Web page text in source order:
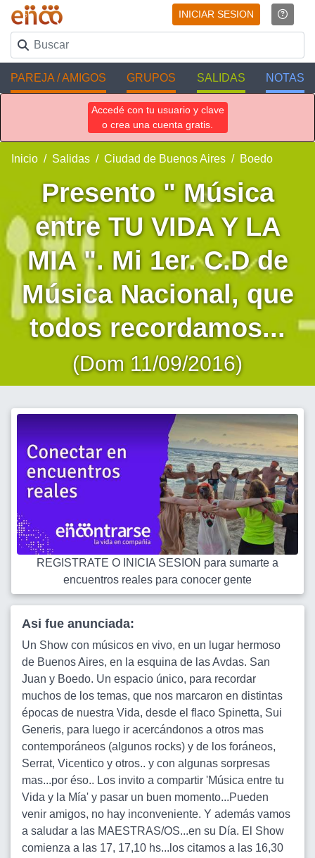
INICIAR SESION
PAREJA / AMIGOS GRUPOS SALIDAS NOTAS
Accedé con tu usuario y clave
o crea una cuenta gratis.
Inicio Salidas Ciudad de Buenos Aires Boedo
Presento " Música
entre TU VIDA Y LA
MIA ". Mi 1er. C.D de
Música Nacional, que
todos recordamos...
(Dom 11/09/2016)
REGISTRATE O INICIA SESION para sumarte a
encuentros reales para conocer gente
Asi fue anunciada:
Un Show con músicos en vivo, en un lugar hermoso
de Buenos Aires, en la esquina de las Avdas. San
Juan y Boedo. Un espacio único, para recordar
muchos de los temas, que nos marcaron en distintas
épocas de nuestra Vida, desde el flaco Spinetta, Sui
Generis, para luego ir acercándonos a otros mas
contemporáneos (algunos rocks) y de los foráneos,
Serrat, Vicentico y otros.. y con algunas sorpresas
mas...por éso.. Los invito a compartir 'Música entre tu
Vida y la Mía' y pasar un buen momento...Pueden
venir amigos, no hay inconveniente. Y además vamos
a saludar a las MAESTRAS/OS...en su Día. El Show
comienza a las 17, 17,10 hs...los citamos a las 16,30